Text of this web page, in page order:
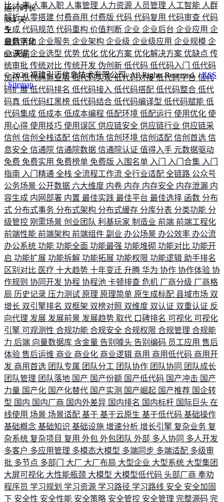
比人事人事入职 人事管理 人力资源 人员管理 人工智能 人群
解析从零搭建 付费商用 付费版 代码 代码复用 代码审查 代码
生成 代码规范 代码重构 价值判断 企业 企业后台 企业应用 企
业数字化 企业服务 企业架构 企业级 企业级应用 企业规模 企
业调研企业选型 优势 优化 优化方案 优化解决方案 优缺点 传
统审批 传统对比 传统开发 伪创新 低代码 低代码入门 低代码
加持低代码商业版低代码实现低代码对接低代码平台 低代
码扩展低代码排名 低代码接入 低代码搭配 低代码整合 低代
码真 低代码红黑榜 低代码结合 低代码编译型 低代码赋能 低
代码集成 低成本 低成本编程 低配环境 低配运行 使用优化 使
用心得 使用技巧 使用误区 供应链安全 供应链行业 供应链采
信创 信创全栈适配 信创市场 信创环境 信创适配 信创首选 信
息安全 信通院 信通院数据 信通院认证 值得入手 元数据驱动
免费 免费实用 免费榜单 免费版 入围名单 入门 入门合集 入门
指南 入门精通 全栈 全流程工作流 全行业适配 全链路 公众号
公务场景 公开数据 六大维度 内卷 内存 内存安全 内存泄漏 内
容生成 内网部署 内置 最佳实践 最佳平台 最佳选择 函数 分布
式 分布式事务 分布式架构 分布式缓存 分库分表 分类功能 分
级管控 刚需场景 创业团队 利基玩家 制造业 前端 前端工程化
前端性能 前端架构 前端组件 副业 办公场景 办公效率 办公流
办公系统 功能 功能全面 功能最强 功能堆砌 功能对比 功能开
启 功能扩展 功能拆解 功能拓展 功能权限 功能逻辑 助手排名
区别对比 医疗 十大趋势 十年变迁 升腾 华为 协作 协作体验 协
作规则 协同开发 协程 协程池 卡顿排查 危机 厂商分级 厂商格
局 历史记录 压力测试 原理 原理简单 原生成标配 县域市场 双
增长 双引擎排名 双框架 双榜对照 双维度 双认证 双重认证 反
向代理 发展 发展前景 发展趋势 取代 口碑排名 可视化 可视化
引擎 可观测性 合规功能 合规安全 合规权限 合规管理 合规能
力 后端 向量数据库 含金量 告别噱头 告别编码 员工应用 售后
体验 售后运维 商业 商业化 商业逻辑 商用 商用低代码 商用开
发 商用首选 团队专属 团队分工 团队协作 团队协同 团队成长
团队管理 团队落地 国产 国产份额 国产低代码 国产冲击 国产
力量 国产化 国产化替代 国产实测 国产崛起 国产推荐 国企转
型 国内 国内厂商 国内外差异 国内排名 国内标杆 国际巨头 在
线使用 场景 场景适配 基于 基于云原生 基于低代码 基础操作
基础概念 基础知识 基础设施 增速分析 增长引擎 复杂业务 复
杂系统 复杂项目 复用 外包 外包团队 外部 多人协同 多人开发
多客户 多应用管理 多模态大模型 多端同步 多端适配 多级审
批 多节点 多部门 大厂 大厂布局 大型企业 大型系统 大型集团
大屏可视化 大性能瓶颈 大模型 大模型低代码 头部厂商 奉劝
程序员 学习规划 学习资源 学习路径 学习路线 安全 安全加固
下 安全性 安全性能 安全策略 安全管控 安全管理 完整源码 完
运行时长
584 天
最后活动
63 天前
©2026福建引迈信息技术有限公司. All Rights Reserved. /RSS
/Sitemap